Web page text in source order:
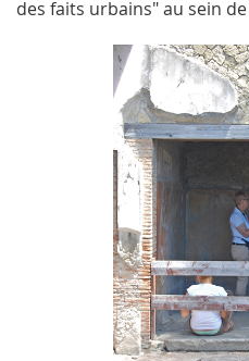
des faits urbains" au sein